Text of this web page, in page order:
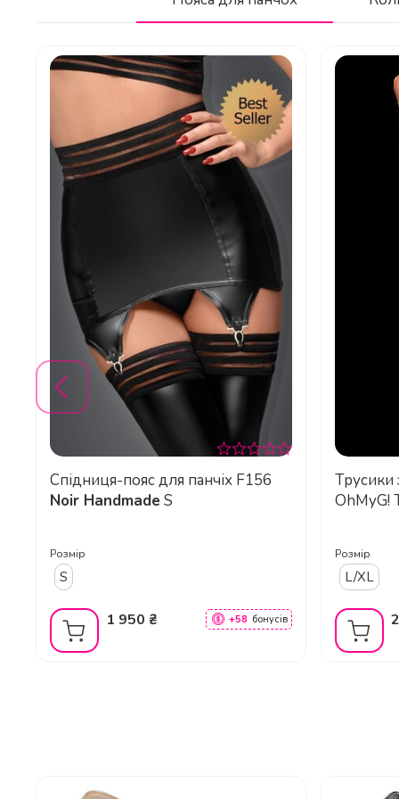
Висота платформи (дюйми)
Висота платформи (см)
Колір
Матеріал підошви
Матеріал середньої підошви
Розмірна довідка
Тип взуття
Який матеріал підошви та чи є вона
Що таке «розсип стразів» у цій моделі
Як зафіксовано взуття на нозі?
Який матеріал використовується для
Чи відповідає розмірна сітка Pleaser
До якої категорії стріпів належить ця
Чи підходять ці босоніжки для
Спідниця-пояс для панчіх F156
Noir Handmade S
Розмір
S
1 950 ₴ +58 бонусів
Трусики
OhMyG!
Розмір
L/XL